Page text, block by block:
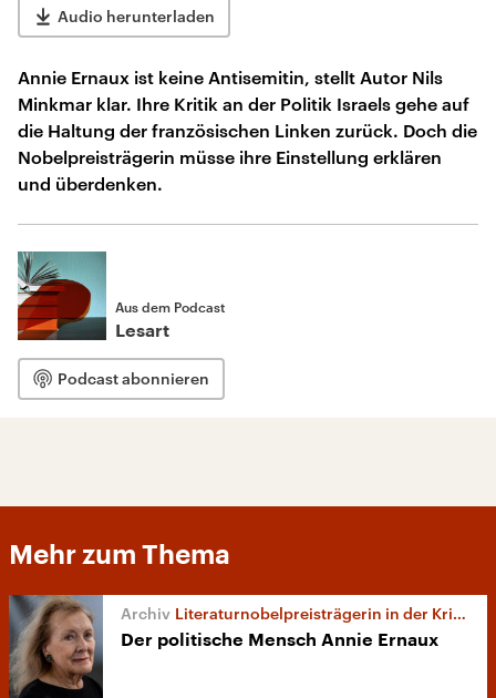
Audio herunterladen
Annie Ernaux ist keine Antisemitin, stellt Autor Nils
Minkmar klar. Ihre Kritik an der Politik Israels gehe auf
die Haltung der französischen Linken zurück. Doch die
Nobelpreisträgerin müsse ihre Einstellung erklären
und überdenken.
Aus dem Podcast
Lesart
Podcast abonnieren
Mehr zum Thema
Literaturnobelpreisträgerin in der Kritik
Der politische Mensch Annie Ernaux